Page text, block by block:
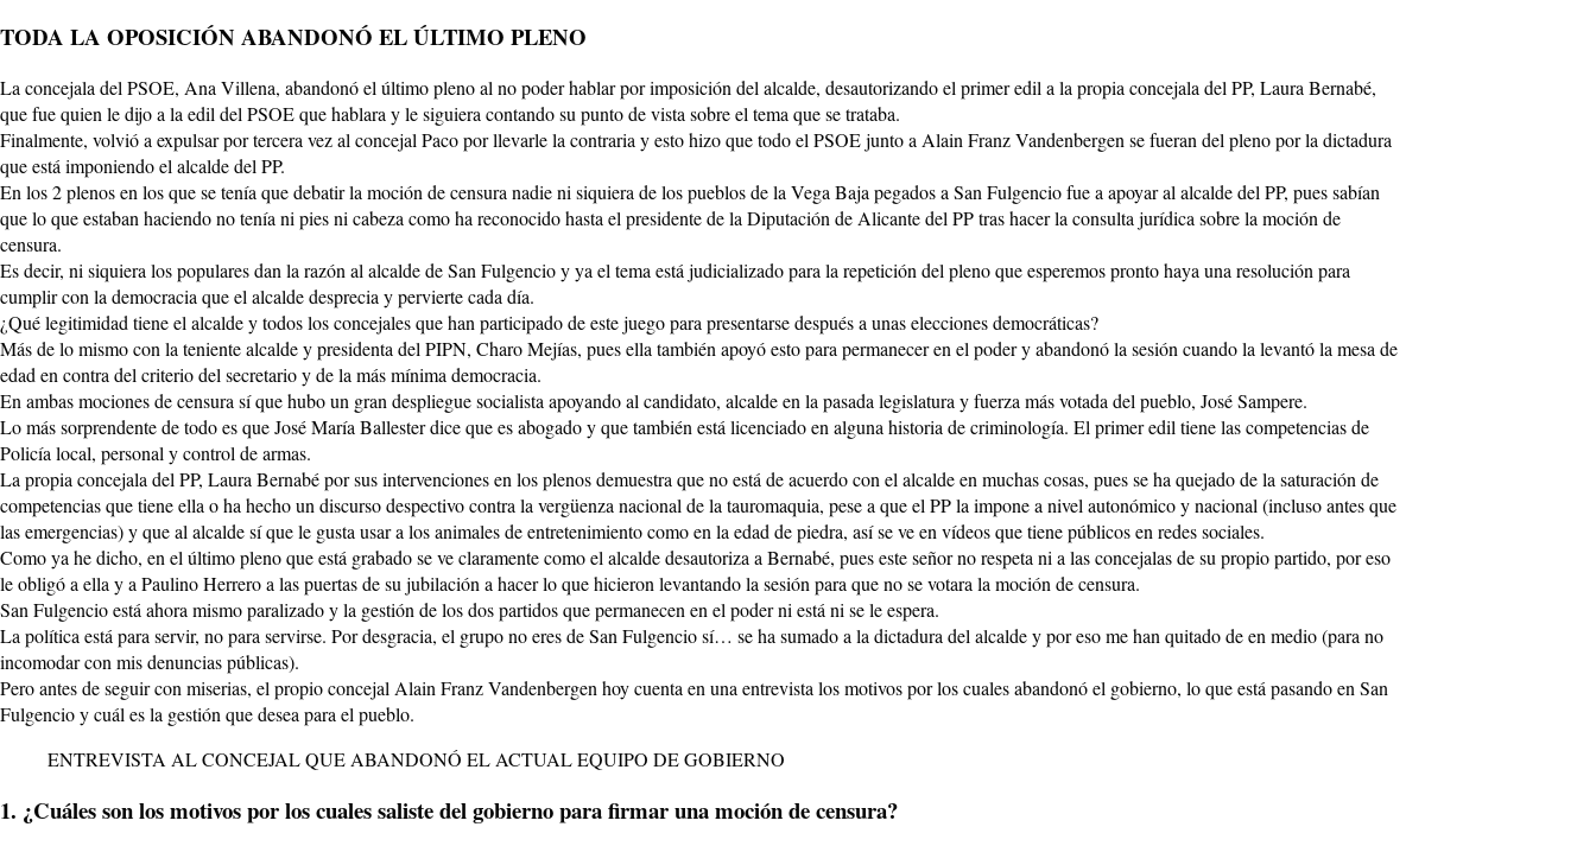
TODA LA OPOSICIÓN ABANDONÓ EL ÚLTIMO PLENO
La concejala del PSOE, Ana Villena, abandonó el último pleno al no poder hablar por imposición del alcalde, desautorizando el primer edil a la propia concejala del PP, Laura Bernabé,
que fue quien le dijo a la edil del PSOE que hablara y le siguiera contando su punto de vista sobre el tema que se trataba.
Finalmente, volvió a expulsar por tercera vez al concejal Paco por llevarle la contraria y esto hizo que todo el PSOE junto a Alain Franz Vandenbergen se fueran del pleno por la dictadura
que está imponiendo el alcalde del PP.
En los 2 plenos en los que se tenía que debatir la moción de censura nadie ni siquiera de los pueblos de la Vega Baja pegados a San Fulgencio fue a apoyar al alcalde del PP, pues sabían
que lo que estaban haciendo no tenía ni pies ni cabeza como ha reconocido hasta el presidente de la Diputación de Alicante del PP tras hacer la consulta jurídica sobre la moción de
censura.
Es decir, ni siquiera los populares dan la razón al alcalde de San Fulgencio y ya el tema está judicializado para la repetición del pleno que esperemos pronto haya una resolución para
cumplir con la democracia que el alcalde desprecia y pervierte cada día.
¿Qué legitimidad tiene el alcalde y todos los concejales que han participado de este juego para presentarse después a unas elecciones democráticas?
Más de lo mismo con la teniente alcalde y presidenta del PIPN, Charo Mejías, pues ella también apoyó esto para permanecer en el poder y abandonó la sesión cuando la levantó la mesa de
edad en contra del criterio del secretario y de la más mínima democracia.
En ambas mociones de censura sí que hubo un gran despliegue socialista apoyando al candidato, alcalde en la pasada legislatura y fuerza más votada del pueblo, José Sampere.
Lo más sorprendente de todo es que José María Ballester dice que es abogado y que también está licenciado en alguna historia de criminología. El primer edil tiene las competencias de
Policía local, personal y control de armas.
La propia concejala del PP, Laura Bernabé por sus intervenciones en los plenos demuestra que no está de acuerdo con el alcalde en muchas cosas, pues se ha quejado de la saturación de
competencias que tiene ella o ha hecho un discurso despectivo contra la vergüenza nacional de la tauromaquia, pese a que el PP la impone a nivel autonómico y nacional (incluso antes que
las emergencias) y que al alcalde sí que le gusta usar a los animales de entretenimiento como en la edad de piedra, así se ve en vídeos que tiene públicos en redes sociales.
Como ya he dicho, en el último pleno que está grabado se ve claramente como el alcalde desautoriza a Bernabé, pues este señor no respeta ni a las concejalas de su propio partido, por eso
le obligó a ella y a Paulino Herrero a las puertas de su jubilación a hacer lo que hicieron levantando la sesión para que no se votara la moción de censura.
San Fulgencio está ahora mismo paralizado y la gestión de los dos partidos que permanecen en el poder ni está ni se le espera.
La política está para servir, no para servirse. Por desgracia, el grupo no eres de San Fulgencio sí… se ha sumado a la dictadura del alcalde y por eso me han quitado de en medio (para no
incomodar con mis denuncias públicas).
Pero antes de seguir con miserias, el propio concejal Alain Franz Vandenbergen hoy cuenta en una entrevista los motivos por los cuales abandonó el gobierno, lo que está pasando en San
Fulgencio y cuál es la gestión que desea para el pueblo.
ENTREVISTA AL CONCEJAL QUE ABANDONÓ EL ACTUAL EQUIPO DE GOBIERNO
1. ¿Cuáles son los motivos por los cuales saliste del gobierno para firmar una moción de censura?